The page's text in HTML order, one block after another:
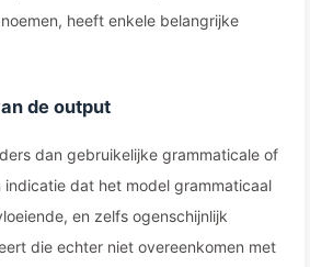
heeft enkele belangrijke
de output
dan gebruikelijke grammaticale of
indicatie dat het model grammaticaal
en zelfs ogenschijnlijk
die echter niet overeenkomen met